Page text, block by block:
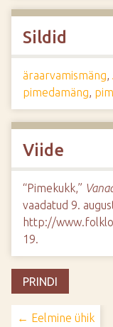
Sildid
äraarvamismäng,
pimedamäng,
Viide
“Pimekukk,”
vaadatud 9.
http://
19.
PRINDI
← Eelmine ühik